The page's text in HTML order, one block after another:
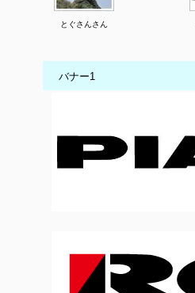
とぐさんさん
バナー1